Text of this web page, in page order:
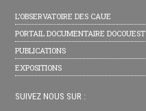
L’OBSERVATOIRE DES CAUE
PORTAIL DOCUMENTAIRE DOCOUEST
PUBLICATIONS
EXPOSITIONS
SUIVEZ NOUS SUR :